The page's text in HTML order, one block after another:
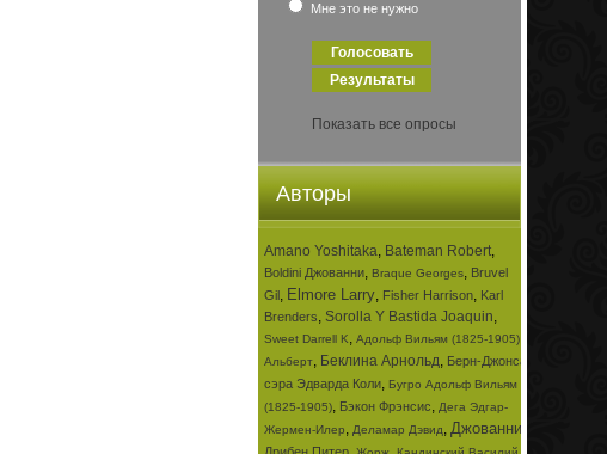
Мне это не нужно
Показать все опросы
Авторы
Amano Yoshitaka, Bateman Robert,
Boldini Джованни, Braque Georges, Bruvel
Gil, Elmore Larry, Fisher Harrison, Karl
Brenders, Sorolla Y Bastida Joaquin,
Sweet Darrell K, Адольф Вильям (1825-1905)
Альберт, Беклина Арнольд, Берн-Джонса
сэра Эдварда Коли, Бугро Адольф Вильям
(1825-1905), Бэкон Фрэнсис, Дега Эдгар-
Жермен-Илер, Деламар Дэвид, Джованни